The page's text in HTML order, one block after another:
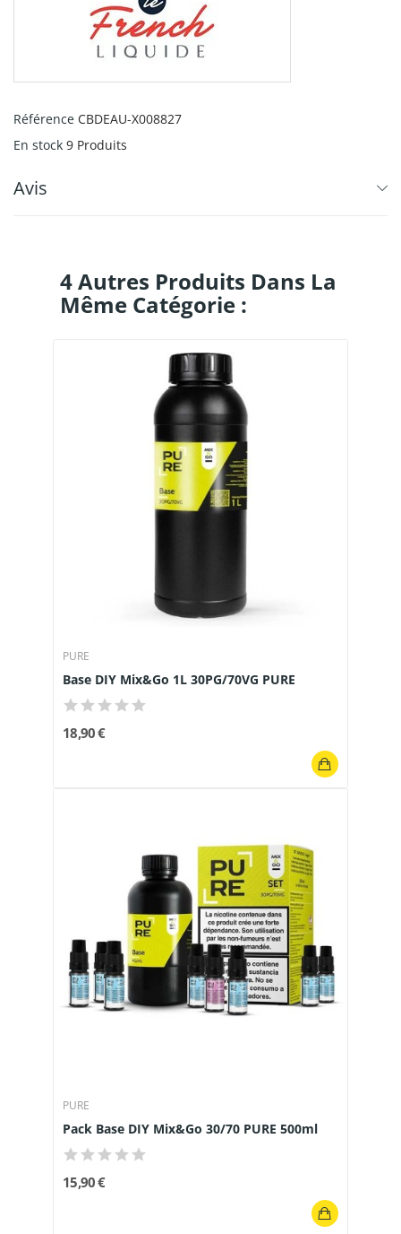
Référence CBDEAU-X008827
En stock 9 Produits
Avis
4 Autres Produits Dans La
Même Catégorie :
PURE
Base DIY Mix&Go 1L 30PG/70VG PURE
18,90 €
PURE
Pack Base DIY Mix&Go 30/70 PURE 500ml
15,90 €